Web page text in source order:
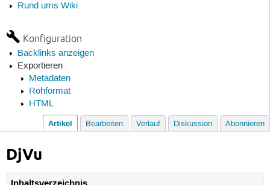
Rund ums Wiki
Konfiguration
Backlinks anzeigen
Exportieren
Metadaten
Rohformat
HTML
Artikel Bearbeiten Verlauf Diskussion Abonnieren
DjVu